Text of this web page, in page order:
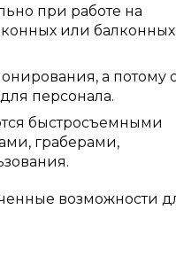
при работе на
или балконных
а потому
персонала.
быстросъемными
граберами,
возможности